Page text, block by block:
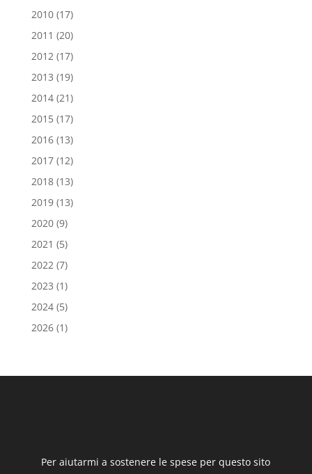
2010(17)
2011 (20)
2012 (17)
2013 (19)
2014(21)
2015(17)
2016(13)
2017(12)
2018(13)
2019(13)
2020(9)
2021 (5)
2022 (7)
2023 (1)
2024(5)
2026(1)
Per aiutarmi a sostenere le spese per questo sito